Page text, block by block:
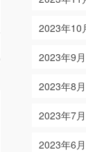
2023年10
2023年9月
2023年8月
2023年7月
2023年6月